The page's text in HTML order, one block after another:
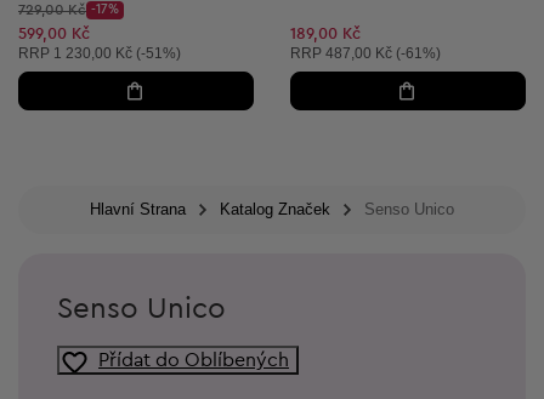
Původní cena:
729,00 Kč
Discount Price:
-17%
Snížená cena:
599,00 Kč
Doporučená cena:
RRP 1 230,00 Kč (-51%)
189,00 Kč
Doporučená cena:
RRP 487,00 Kč (-61%)
Hlavní Strana Katalog Značek Senso Unico
Senso Unico
Přídat do Oblíbených